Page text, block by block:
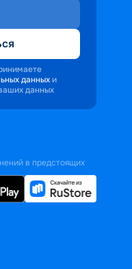
данных и
данных
в предстоящих